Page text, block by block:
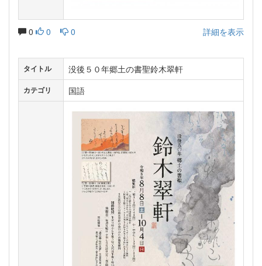
0 0 0 詳細を表示
タイトル 没後５０年郷土の書聖鈴木翠軒
カテゴリ 国語